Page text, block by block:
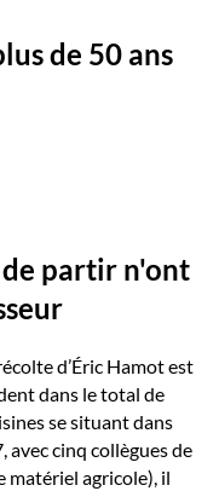
de 50 ans
partir n'ont
d’Éric Hamot est
dans le total de
se situant dans
avec cinq collègues de
matériel agricole), il